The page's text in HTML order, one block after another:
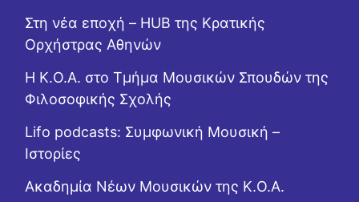
Στη νέα εποχή – HUB της Κρατικής
Ορχήστρας Αθηνών
Η Κ.Ο.Α. στο Τμήμα Μουσικών Σπουδών της
Φιλοσοφικής Σχολής
Lifo podcasts: Συμφωνική Μουσική –
Ιστορίες
Ακαδημία Νέων Μουσικών της Κ.Ο.Α.